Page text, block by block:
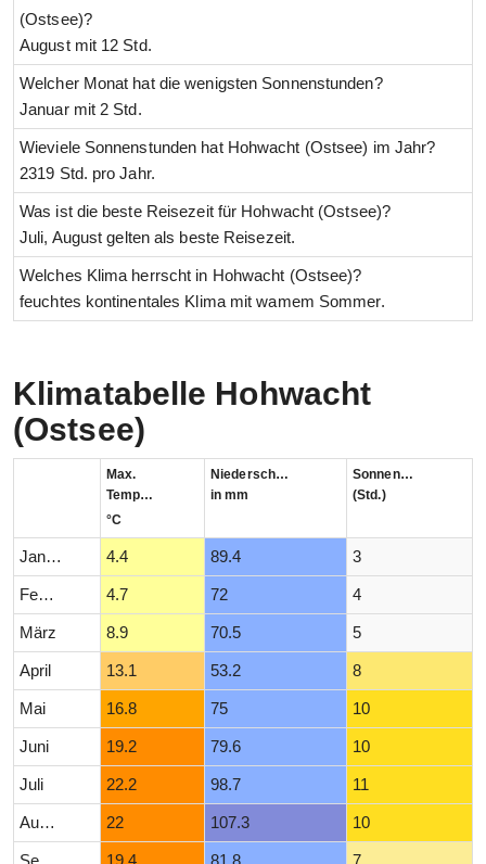
(Ostsee)?
August mit 12 Std.
Welcher Monat hat die wenigsten Sonnenstunden?
Januar mit 2 Std.
Wieviele Sonnenstunden hat Hohwacht (Ostsee) im Jahr?
2319 Std. pro Jahr.
Was ist die beste Reisezeit für Hohwacht (Ostsee)?
Juli, August gelten als beste Reisezeit.
Welches Klima herrscht in Hohwacht (Ostsee)?
feuchtes kontinentales Klima mit wamem Sommer.
Klimatabelle Hohwacht
(Ostsee)
Max.
Temperatur
°C
Niederschlag
in mm
Sonnenstunden
(Std.)
Januar 4.4 89.4 3
Februar 4.7 72 4
März 8.9 70.5 5
April 13.1 53.2 8
Mai 16.8 75 10
Juni 19.2 79.6 10
Juli 22.2 98.7 11
August 22 107.3 10
19.4 81.8 7